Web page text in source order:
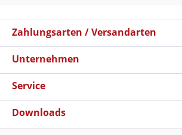
Zahlungsarten / Versandarten
Unternehmen
Service
Downloads